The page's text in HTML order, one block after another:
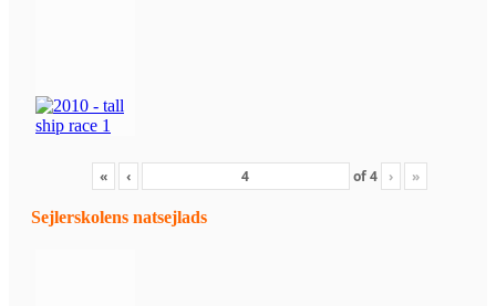
« ‹ of4 › »
Sejlerskolens natsejlads